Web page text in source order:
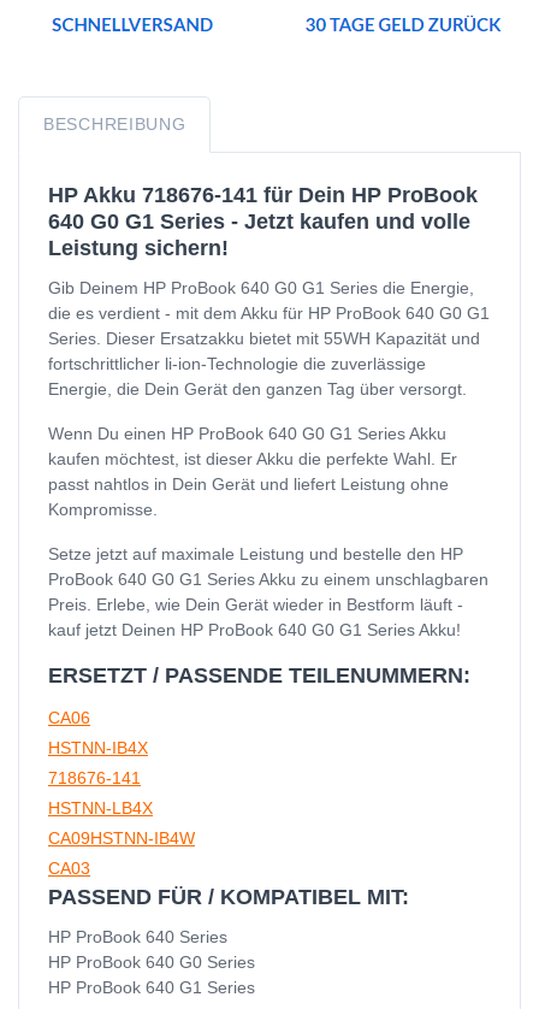
BESCHREIBUNG
HP Akku 718676-141 für Dein HP ProBook
640 G0 G1 Series - Jetzt kaufen und volle
Leistung sichern!
Gib Deinem HP ProBook 640 G0 G1 Series die Energie,
die es verdient - mit dem Akku für HP ProBook 640 G0 G1
Series. Dieser Ersatzakku bietet mit 55WH Kapazität und
fortschrittlicher li-ion-Technologie die zuverlässige
Energie, die Dein Gerät den ganzen Tag über versorgt.
Wenn Du einen HP ProBook 640 G0 G1 Series Akku
kaufen möchtest, ist dieser Akku die perfekte Wahl. Er
passt nahtlos in Dein Gerät und liefert Leistung ohne
Kompromisse.
Setze jetzt auf maximale Leistung und bestelle den HP
ProBook 640 G0 G1 Series Akku zu einem unschlagbaren
Preis. Erlebe, wie Dein Gerät wieder in Bestform läuft -
kauf jetzt Deinen HP ProBook 640 G0 G1 Series Akku!
ERSETZT / PASSENDE TEILENUMMERN:
CA06
HSTNN-IB4X
718676-141
HSTNN-LB4X
CA09HSTNN-IB4W
CA03
PASSEND FÜR / KOMPATIBEL MIT:
HP ProBook 640 Series
HP ProBook 640 G0 Series
HP ProBook 640 G1 Series